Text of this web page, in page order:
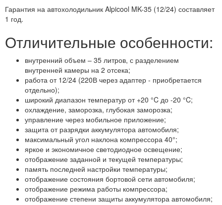
Гарантия на автохолодильник Alpicool MK-35 (12/24) составляет
1 год.
Отличительные особенности:
внутренний объем – 35 литров, с разделением
внутренней камеры на 2 отсека;
работа от 12/24 (220В через адаптер - приобретается
отдельно);
широкий диапазон температур от +20 °C до -20 °C;
охлаждение, заморозка, глубокая заморозка;
управление через мобильное приложение;
защита от разрядки аккумулятора автомобиля;
максимальный угол наклона компрессора 40°;
яркое и экономичное светодиодное освещение;
отображение заданной и текущей температуры;
память последней настройки температуры;
отображение состояния бортовой сети автомобиля;
отображение режима работы компрессора;
отображение степени защиты аккумулятора автомобиля;